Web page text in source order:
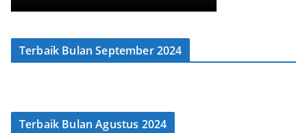
Terbaik Bulan September 2024
Terbaik Bulan Agustus 2024